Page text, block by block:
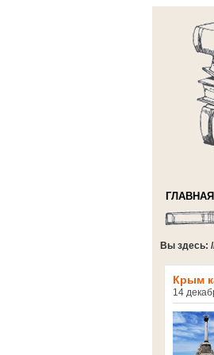
ГЛАВНАЯ
Вы здесь:
Крым
14